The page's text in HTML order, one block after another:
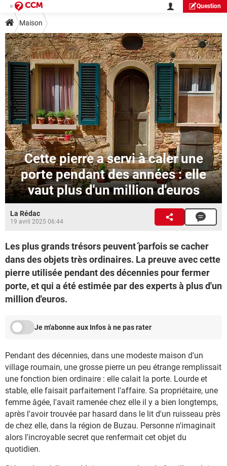
Question
Maison
Cette pierre a servi à caler une
porte pendant des années : elle
vaut plus d'un million d'euros
La Rédac
19 avril 2025 06:44
Les plus grands trésors peuvent ̂parfois se cacher
dans des objets très ordinaires. La preuve avec cette
pierre utilisée pendant des décennies pour fermer
porte, et qui a été estimée par des experts à plus d'un
million d'euros.
Je m'abonne aux Infos à ne pas rater
Pendant des décennies, dans une modeste maison d'un
village roumain, une grosse pierre un peu étrange remplissait
une fonction bien ordinaire : elle calait la porte. Lourde et
stable, elle faisait parfaitement l'affaire. Sa propriétaire, une
femme âgée, l'avait ramenée chez elle il y a bien longtemps,
après l'avoir trouvée par hasard dans le lit d'un ruisseau près
de chez elle, dans la région de Buzau. Personne n'imaginait
alors l'incroyable secret que renfermait cet objet du
quotidien.